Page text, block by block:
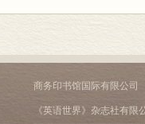
商务印书馆国际有限公司
《英语世界》杂志社有限